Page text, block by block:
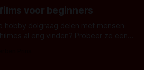
Johnsons. Maar Nederlandse horror
Hier een aantal Nederlandse tv-
series uit het duistere of horrorgenre. Als
voor beginners
hobby dolgraag delen met mensen
al eng vinden? Probeer ze eens